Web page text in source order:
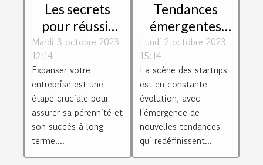
Les secrets
pour réussir
l'expansion de
entreprise
Mardi 3 octobre 2023
12:14
Expanser votre
entreprise est une
étape cruciale pour
assurer sa pérennité et
son succès à long
terme....
Tendances
émergentes
dans
l'écosystème
des startups
Lundi 2 octobre 2023
15:14
La scène des startups
est en constante
évolution, avec
l'émergence de
nouvelles tendances
qui redéfinissent...